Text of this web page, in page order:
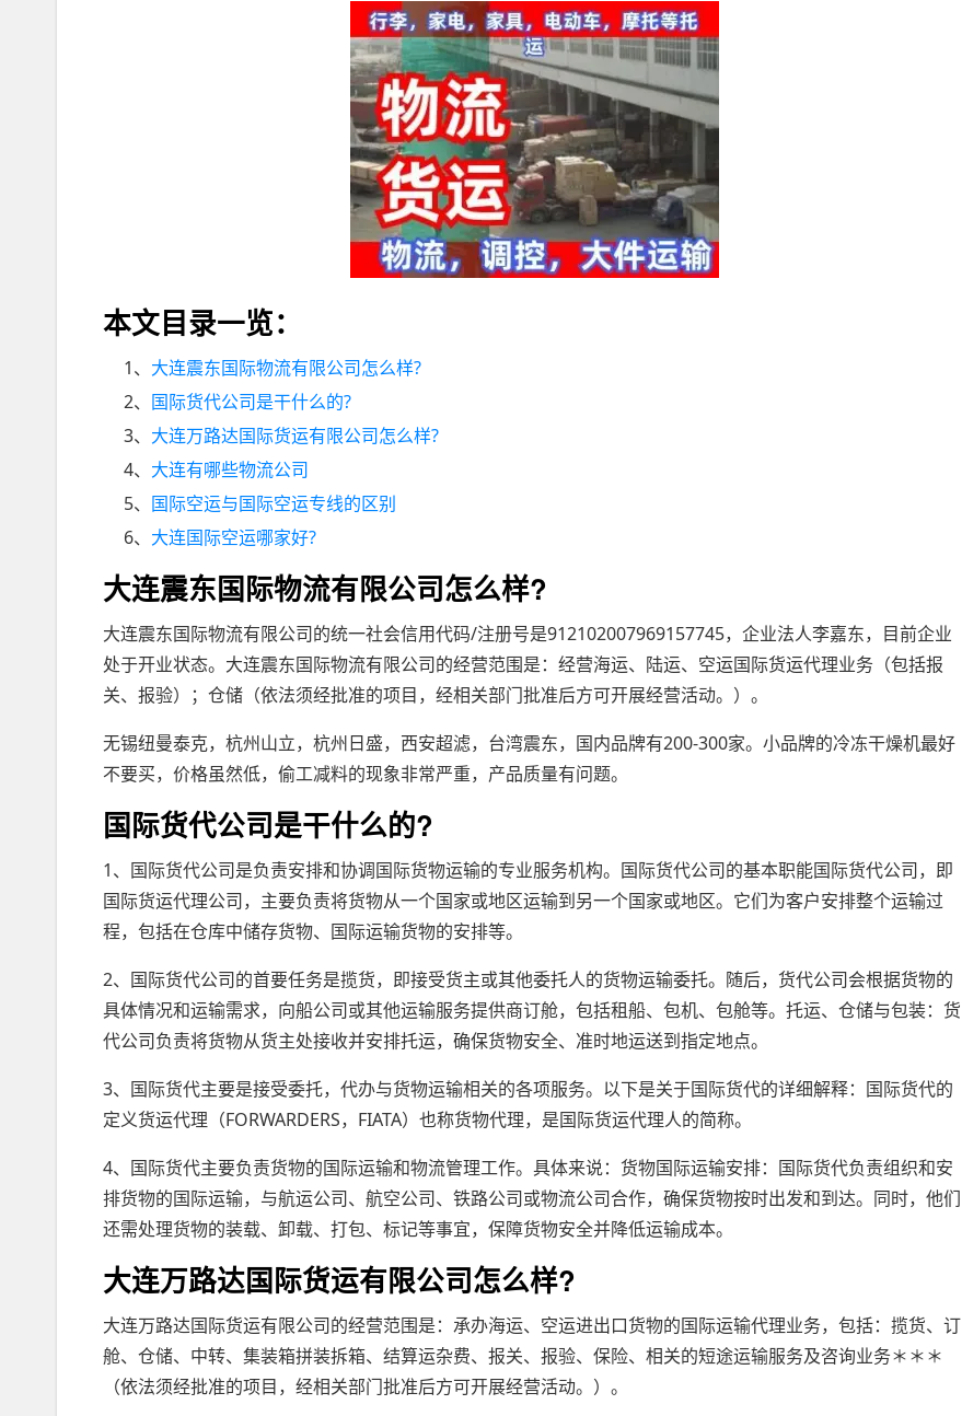
本文目录一览：
1、 大连震东国际物流有限公司怎么样?
2、 国际货代公司是干什么的?
3、 大连万路达国际货运有限公司怎么样?
4、 大连有哪些物流公司
5、 国际空运与国际空运专线的区别
6、 大连国际空运哪家好?
大连震东国际物流有限公司怎么样?
大连震东国际物流有限公司的统一社会信用代码/注册号是912102007969157745，企业法人李嘉东，目前企业
处于开业状态。大连震东国际物流有限公司的经营范围是：经营海运、陆运、空运国际货运代理业务（包括报
关、报验）；仓储（依法须经批准的项目，经相关部门批准后方可开展经营活动。）。
无锡纽曼泰克，杭州山立，杭州日盛，西安超滤，台湾震东，国内品牌有200-300家。小品牌的冷冻干燥机最好
不要买，价格虽然低，偷工减料的现象非常严重，产品质量有问题。
国际货代公司是干什么的?
1、国际货代公司是负责安排和协调国际货物运输的专业服务机构。国际货代公司的基本职能国际货代公司，即
国际货运代理公司，主要负责将货物从一个国家或地区运输到另一个国家或地区。它们为客户安排整个运输过
程，包括在仓库中储存货物、国际运输货物的安排等。
2、国际货代公司的首要任务是揽货，即接受货主或其他委托人的货物运输委托。随后，货代公司会根据货物的
具体情况和运输需求，向船公司或其他运输服务提供商订舱，包括租船、包机、包舱等。托运、仓储与包装：货
代公司负责将货物从货主处接收并安排托运，确保货物安全、准时地运送到指定地点。
3、国际货代主要是接受委托，代办与货物运输相关的各项服务。以下是关于国际货代的详细解释：国际货代的
定义货运代理（FORWARDERS，FIATA）也称货物代理，是国际货运代理人的简称。
4、国际货代主要负责货物的国际运输和物流管理工作。具体来说：货物国际运输安排：国际货代负责组织和安
排货物的国际运输，与航运公司、航空公司、铁路公司或物流公司合作，确保货物按时出发和到达。同时，他们
还需处理货物的装载、卸载、打包、标记等事宜，保障货物安全并降低运输成本。
大连万路达国际货运有限公司怎么样?
大连万路达国际货运有限公司的经营范围是：承办海运、空运进出口货物的国际运输代理业务，包括：揽货、订
舱、仓储、中转、集装箱拼装拆箱、结算运杂费、报关、报验、保险、相关的短途运输服务及咨询业务＊＊＊
（依法须经批准的项目，经相关部门批准后方可开展经营活动。）。